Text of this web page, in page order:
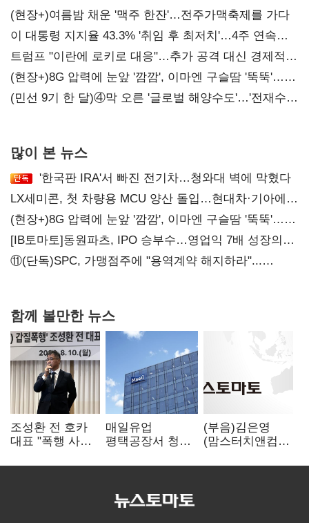
(현장+)여름밤 채운 '맥주 한잔'…전주가맥축제를 가다
이 대통령 지지율 43.3% '취임 후 최저치'…4주 연속
'하락'
트럼프 "이란에 로키로 대응"…추가 공격 대신 경제적
압박 시사
(현장+)8G 압력에 눈앞 '깜깜', 이마엔 구슬땀 '뚝뚝'…
화려한 에어쇼 뒤 땀방울
(민선 9기 한 달)④막 오른 '글로벌 해양수도'…'전재수
많이 본 뉴스
'한국판 IRA'서 빠진 전기차…청와대 벽에 막혔다
LX세미콘, 첫 차량용 MCU 양산 돌입…현대차·기아에
공급
(현장+)8G 압력에 눈앞 '깜깜', 이마엔 구슬땀 '뚝뚝'…
화려한 에어쇼 뒤 땀방울
[IB토마토]동원파츠, IPO 승부수…영업익 7배 성장의
이면은 고객 편중
⑪(단독)SPC, 가맹점주에 "용역계약 해지하라"...
함께 볼만한 뉴스
조성환 전 호카
대표 "폭행 사건,
공작…대기업
매일유업
평택공장서 청소
사망…"안전관리
(부음)김은영
(맘스터치앤컴퍼
대외협력그룹장)